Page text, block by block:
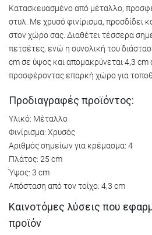
Κατασκευασμένο από μέταλλο,
στυλ. Με χρυσό φινίρισμα, προσδίδει
στον χώρο σας. Διαθέτει τέσσερα
πετσέτες, ενώ η συνολική του
cm σε ύψος και απομακρύνεται 4,3 cm
προσφέροντας επαρκή χώρο για
Προδιαγραφές προϊόντος:
Υλικό: Μέταλλο
Φινίρισμα: Χρυσός
Αριθμός σημείων για κρέμασμα: 4
Πλάτος: 25 cm
Ύψος: 3 cm
Απόσταση από τον τοίχο: 4,3 cm
Καινοτόμες λύσεις που
προϊόν